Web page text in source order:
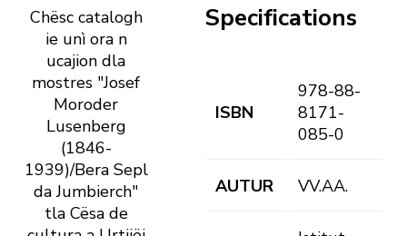
Chësc catalogh
ie unì ora n
ucajion dla
mostres "Josef
Moroder
Lusenberg
(1846-
1939)/Bera Sepl
da Jumbierch"
tla Cësa de
Specifications
ISBN
978-88-
8171-
085-0
AUTUR VV.AA.